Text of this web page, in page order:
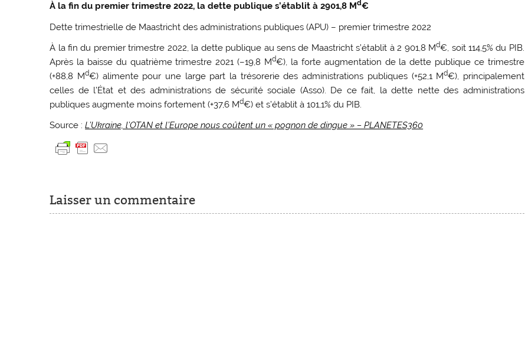
À la fin du premier trimestre 2022, la dette publique s’établit à 2901,8 Md€
Dette trimestrielle de Maastricht des administrations publiques (APU) – premier trimestre 2022
À la fin du premier trimestre 2022, la dette publique au sens de Maastricht s’établit à 2 901,8 Md€, soit 114,5% du PIB.
Après la baisse du quatrième trimestre 2021 (–19,8 Md€), la forte augmentation de la dette publique ce trimestre
(+88,8 Md€) alimente pour une large part la trésorerie des administrations publiques (+52,1 Md€), principalement
celles de l’État et des administrations de sécurité sociale (Asso). De ce fait, la dette nette des administrations
publiques augmente moins fortement (+37,6 Md€) et s’établit à 101,1% du PIB.
Source :L’Ukraine, l’OTAN et l’Europe nous coûtent un « pognon de dingue » – PLANETES360
Laisser un commentaire